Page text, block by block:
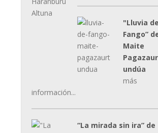
"Lluvia de
Fango”
Maite
undúa
más
información...
“La mirada sin ira” de